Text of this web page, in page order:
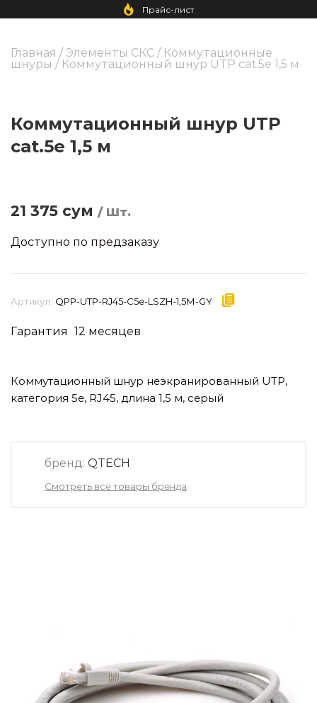
Прайс-лист
Главная /Элементы СКС / Коммутационные
шнуры / Коммутационный шнур UTP cat.5e 1,5 м
Коммутационный шнур UTP
cat.5e 1,5 м
21 375 сум / Шт.
Доступно по предзаказу
Артикул: QPP-UTP-RJ45-C5e-LSZH-1,5М-GY
Гарантия 12 месяцев
Коммутационный шнур неэкранированный UTP,
категория 5е, RJ45, длина 1,5 м, серый
бренд: QTECH
Смотреть все товары бренда